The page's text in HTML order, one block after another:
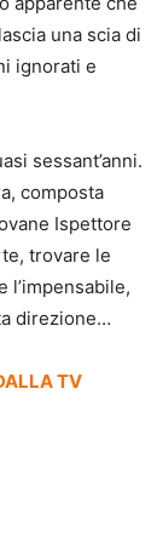
una scia di
ignorati e
sessant’anni.
composta
Ispettore
trovare le
l’impensabile,
direzione…
TV